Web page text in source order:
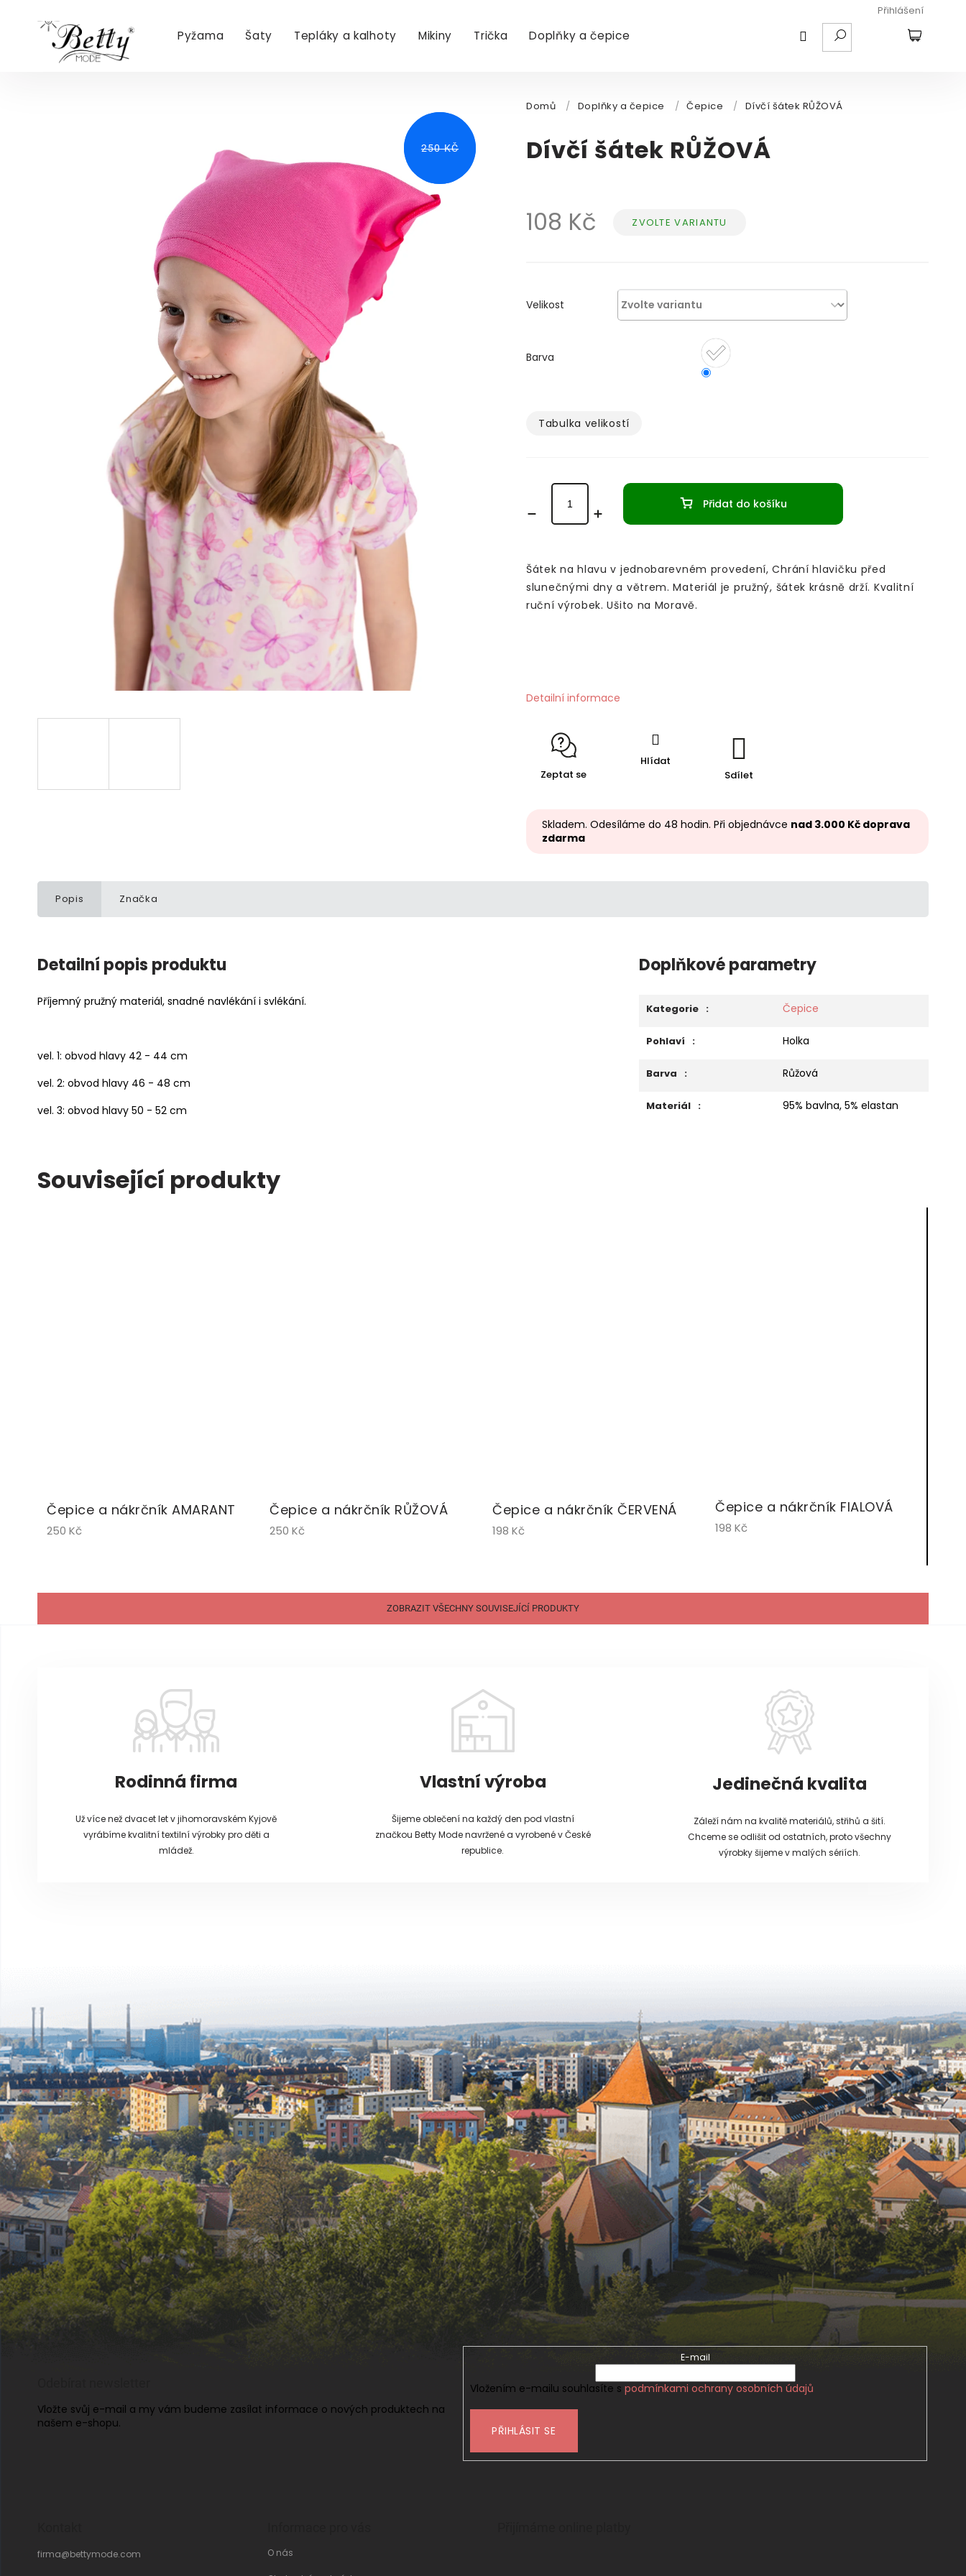
Přihlášení
HLEDAT
NÁKUPNÍ
Pyžama Šaty Tepláky a kalhoty Mikiny Trička Doplňky a čepice
250 KČ
250 KČ
Domů / Doplňky a čepice / Čepice / Dívčí šátek RŮŽOVÁ
Dívčí šátek RŮŽOVÁ
108 Kč Měrná
ZVOLTE VARIANTU
Velikost
Barva
Tabulka velikostí­
Přidat do košíku
Šátek na hlavu v jednobarevném provedení, Chrání hlavičku před
slunečnými dny a větrem. Materiál je pružný, šátek krásně drží. Kvalitní
ruční výrobek. Ušito na Moravě.
Detailní informace
Zeptat se
Hlídat
Sdílet
Skladem. Odesíláme do 48 hodin. Při objednávce nad 3.000 Kč doprava
zdarma
Popis Značka
Detailní popis produktu
Příjemný pružný materiál, snadné navlékání i svlékání.
vel. 1: obvod hlavy 42 - 44 cm
vel. 2: obvod hlavy 46 - 48 cm
vel. 3: obvod hlavy 50 - 52 cm
Doplňkové parametry
Kategorie : Čepice
Pohlaví : Holka
Barva : Růžová
Materiál : 95% bavlna, 5% elastan
Související produkty
Čepice a nákrčník AMARANT
250 Kč
Čepice a nákrčník RŮŽOVÁ
250 Kč
Čepice a nákrčník ČERVENÁ
198 Kč
Čepice a nákrčník FIALOVÁ
198 Kč
ZOBRAZIT VŠECHNY SOUVISEJÍCÍ PRODUKTY
Rodinná firma
Už více než dvacet let v jihomoravském Kyjově
vyrábíme kvalitní textilní výrobky pro děti a
mládež.
Vlastní výroba
Šijeme oblečení na každý den pod vlastní
značkou Betty Mode navržené a vyrobené v České
republice.
Jedinečná kvalita
Záleží nám na kvalitě materiálů, střihů a šití.
Chceme se odlišit od ostatních, proto všechny
výrobky šijeme v malých sériích.
Vložte svůj e-mail a my vám budeme zasílat informace o nových produktech na
našem e-shopu.
E-mail
Vložením e-mailu souhlasíte s podmínkami ochrany osobních údajů
PŘIHLÁSIT SE
firma@bettymode.com O nás